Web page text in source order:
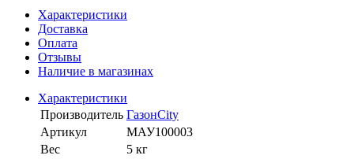
Характеристики
Доставка
Оплата
Отзывы
Наличие в магазинах
Характеристики
Производитель ГазонCity
Артикул
МАУ100003
Вес
5 кг